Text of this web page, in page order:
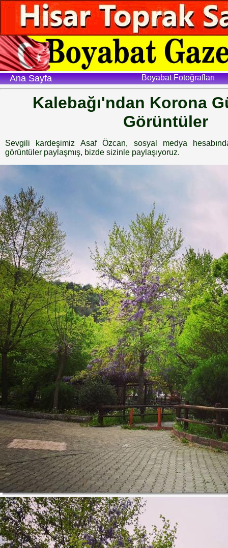
Boyabat Fotoğrafları
Ana Sayfa
Kalebağı'ndan Korona
Görüntüler
Sevgili kardeşimiz Asaf Özcan, sosyal medya
görüntüler paylaşmış, bizde sizinle paylaşıyoruz.